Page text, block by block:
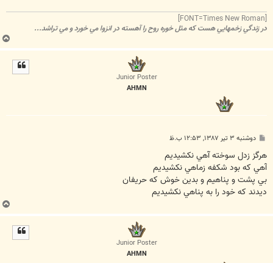
در زندگي زخمهايي هست که مثل خوره روح را آهسته در انزوا مي خورد و مي تراشد...
ب
ا
Junior Poster
AHMN
پ
ت
دوشنبه ۳ تیر ۱۳۸۷, ۱۲:۵۳ ب.ظ
هرگز زدل سوخته آهي نکشيديم
آهي که بود شکفه زماهي نکشيديم
بي پشت و پناهيم و بدين خوش که حريفان
ديدند که خود را به پناهي نکشيديم
ب
ا
Junior Poster
AHMN